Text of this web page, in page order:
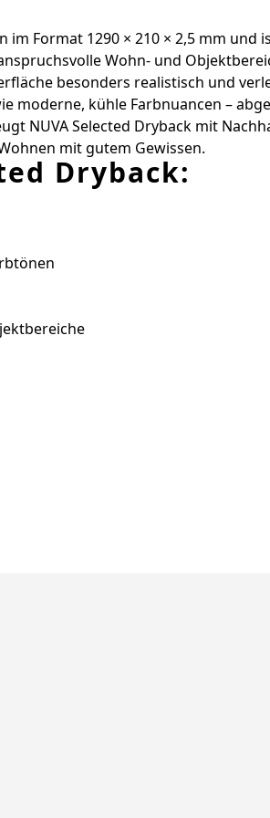
im Format 1290 × 210 × 2,5 mm
Wohn- und
besonders realistisch und
moderne, kühle Farbnuancen –
NUVA Selected Dryback mit
mit gutem Gewissen.
Dryback: